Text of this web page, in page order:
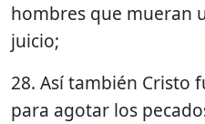
hombres que mueran
juicio;
28. Así también Cristo
para agotar los